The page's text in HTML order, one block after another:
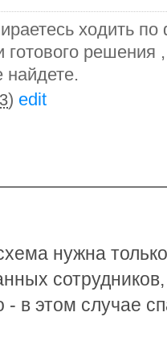
ходить
готового решения
найдете.
) edit
нужна
в этом случае